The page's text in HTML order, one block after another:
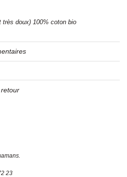
doux) 100% coton bio
23